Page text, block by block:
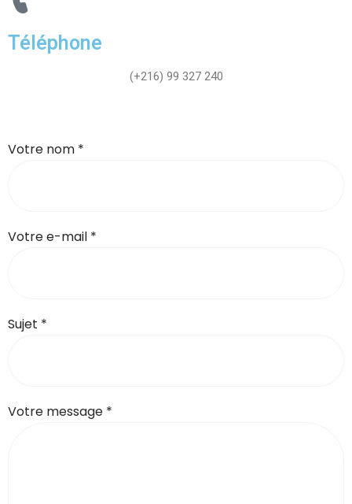
Téléphone
(+216) 99 327 240
Votre nom *
Votre e-mail *
Sujet *
Votre message *